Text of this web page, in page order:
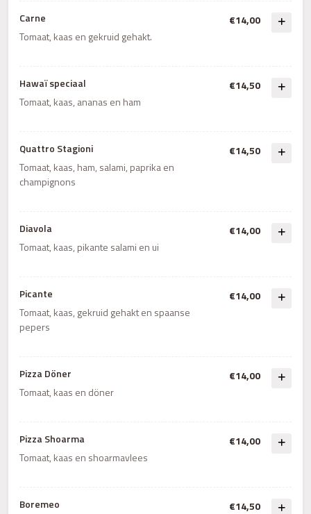
Carne
Tomaat, kaas en gekruid gehakt.
€14,00
Hawaï speciaal
Tomaat, kaas, ananas en ham
€14,50
Quattro Stagioni
Tomaat, kaas, ham, salami, paprika en
champignons
€14,50
Diavola
Tomaat, kaas, pikante salami en ui
€14,00
Picante
Tomaat, kaas, gekruid gehakt en spaanse
pepers
€14,00
Pizza Döner
Tomaat, kaas en döner
€14,00
Pizza Shoarma
Tomaat, kaas en shoarmavlees
€14,00
Boremeo
€14,50